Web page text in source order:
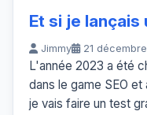
Et si je lançais
Jimmy 21
L'année 2023 a été
dans le game SEO
je vais faire un test